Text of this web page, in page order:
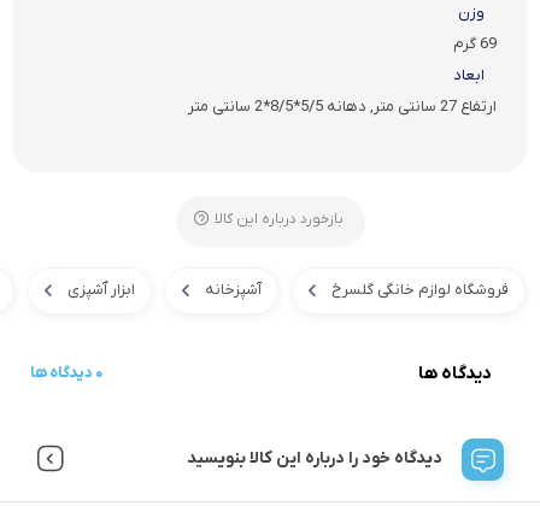
وزن
69 گرم
ابعاد
ارتفاع 27 سانتی متر, دهانه 5/5*8/5*2 سانتی متر
بازخورد درباره این کالا
فروشگاه لوازم خانگی گلسرخ آشپزخانه ابزار آَشپزی
دیدگاه ها 0 دیدگاه ها
دیدگاه خود را درباره این کالا بنویسید